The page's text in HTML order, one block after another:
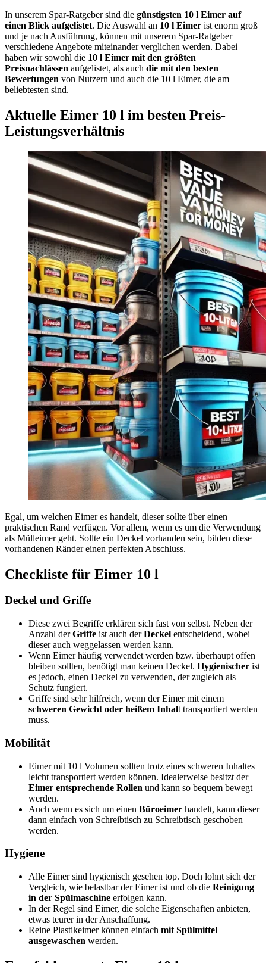
In unserem Spar-Ratgeber sind die günstigsten 10 l Eimer auf
einen Blick aufgelistet. Die Auswahl an 10 l Eimer ist enorm groß
und je nach Ausführung, können mit unserem Spar-Ratgeber
verschiedene Angebote miteinander verglichen werden. Dabei
haben wir sowohl die 10 l Eimer mit den größten
Preisnachlässen aufgelistet, als auch die mit den besten
Bewertungen von Nutzern und auch die 10 l Eimer, die am
beliebtesten sind.
Aktuelle Eimer 10 l im besten Preis-
Leistungsverhältnis
Egal, um welchen Eimer es handelt, dieser sollte über einen
praktischen Rand verfügen. Vor allem, wenn es um die Verwendung
als Mülleimer geht. Sollte ein Deckel vorhanden sein, bilden diese
vorhandenen Ränder einen perfekten Abschluss.
Checkliste für Eimer 10 l
Deckel und Griffe
Diese zwei Begriffe erklären sich fast von selbst. Neben der
Anzahl derGriffe ist auch derDeckel entscheidend, wobei
dieser auch weggelassen werden kann.
Wenn Eimer häufig verwendet werden bzw. überhaupt offen
bleiben sollten, benötigt man keinen Deckel. Hygienischer ist
es jedoch, einen Deckel zu verwenden, der zugleich als
Schutz fungiert.
Griffe sind sehr hilfreich, wenn der Eimer mit einem
schweren Gewicht oder heißem Inhalt transportiert werden
muss.
Mobilität
Eimer mit 10 l Volumen sollten trotz eines schweren Inhaltes
leicht transportiert werden können. Idealerweise besitzt der
Eimer entsprechende Rollen und kann so bequem bewegt
werden.
Auch wenn es sich um einen Büroeimer handelt, kann dieser
dann einfach von Schreibtisch zu Schreibtisch geschoben
werden.
Hygiene
Alle Eimer sind hygienisch gesehen top. Doch lohnt sich der
Vergleich, wie belastbar der Eimer ist und ob die Reinigung
in der Spülmaschine erfolgen kann.
In der Regel sind Eimer, die solche Eigenschaften anbieten,
etwas teurer in der Anschaffung.
Reine Plastikeimer können einfach mit Spülmittel
ausgewaschen werden.